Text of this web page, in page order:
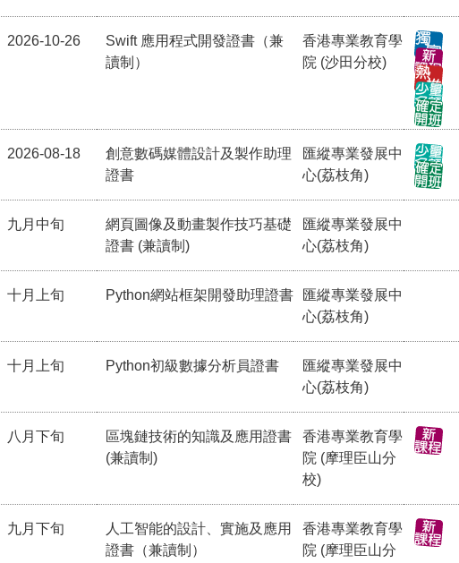
2026-10-26
Swift 應用程式開發證書（兼
讀制）
香港專業教育學
院 (沙田分校)
2026-08-18
創意數碼媒體設計及製作助理
證書
匯縱專業發展中
心(荔枝角)
九月中旬
網頁圖像及動畫製作技巧基礎
證書 (兼讀制)
匯縱專業發展中
心(荔枝角)
十月上旬 Python網站框架開發助理證書
匯縱專業發展中
心(荔枝角)
十月上旬 Python初級數據分析員證書
匯縱專業發展中
心(荔枝角)
八月下旬
區塊鏈技術的知識及應用證書
(兼讀制)
香港專業教育學
院 (摩理臣山分
校)
九月下旬
人工智能的設計、實施及應用
證書（兼讀制）
香港專業教育學
院 (摩理臣山分